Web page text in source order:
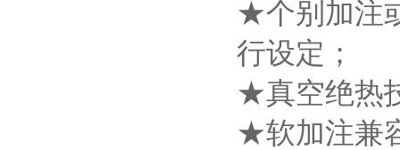
★个别加注
行设定；
★真空绝热
★软加注兼